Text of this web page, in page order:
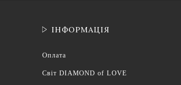
ІНФОРМАЦІЯ
Оплата
Світ DIAMOND of LOVE